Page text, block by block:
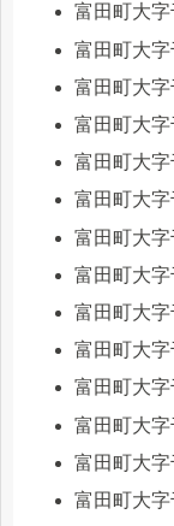
富田町大
富田町大
富田町大
富田町大
富田町大
富田町大
富田町大
富田町大
富田町大
富田町大
富田町大
富田町大
富田町大
富田町大